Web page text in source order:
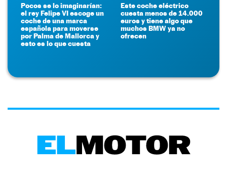
Pocos se lo imaginarían:
el rey Felipe VI escoge un
coche de una marca
española para moverse
por Palma de Mallorca y
esto es lo que cuesta
Este coche eléctrico
cuesta menos de 14.000
euros y tiene algo que
muchos BMW ya no
ofrecen